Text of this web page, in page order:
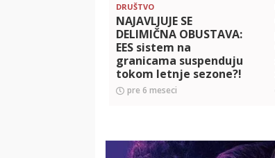
DRUŠTVO
NAJAVLJUJE SE
DELIMIČNA OBUSTAVA:
EES sistem na
granicama suspenduju
tokom letnje sezone?!
pre 6 meseci